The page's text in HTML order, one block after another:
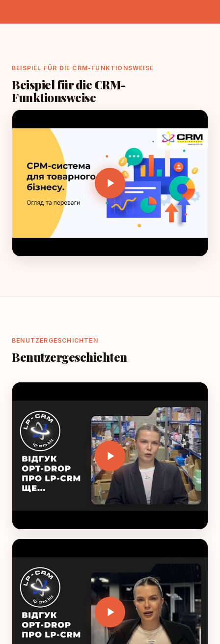
BEISPIEL FÜR DIE CRM-FUNKTIONSWEISE
Beispiel für die CRM-
Funktionsweise
BENUTZERGESCHICHTEN
Benutzergeschichten